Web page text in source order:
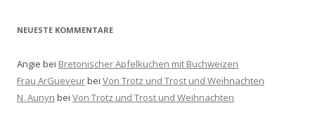
:NEUESTE KOMMENTARE
Angie bei Bretonischer Apfelkuchen mit Buchweizen
Frau ArGueveurbei Von Trotz und Trost und Weihnachten
N. Aunyn bei Von Trotz und Trost und Weihnachten